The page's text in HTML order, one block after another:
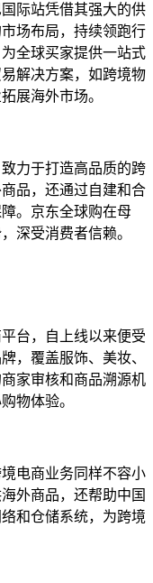
际站凭借其强大的供
场布局，持续领跑行
全球买家提供一站式
解决方案，如跨境物
展海外市场。
力于打造高品质的跨
品，还通过自建和合
。京东全球购在母
深受消费者信赖。
台，自上线以来便受
，覆盖服饰、美妆、
家审核和商品溯源机
物体验。
电商业务同样不容小
外商品，还帮助中国
和仓储系统，为跨境